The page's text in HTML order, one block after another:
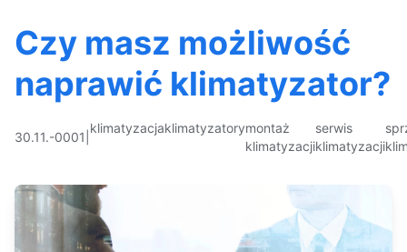
Czy masz możliwość
naprawić klimatyzator?
30.11.-0001
klimatyzacjaklimatyzatorymontaż
klimatyzacji
serwis
klimatyzacji